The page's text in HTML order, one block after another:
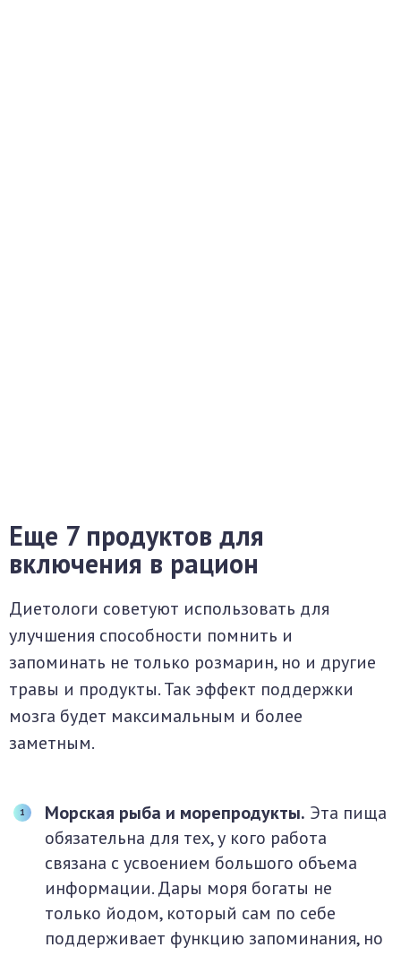
Еще 7 продуктов для
включения в рацион
Диетологи советуют использовать для
улучшения способности помнить и
запоминать не только розмарин, но и другие
травы и продукты. Так эффект поддержки
мозга будет максимальным и более
заметным.
Морская рыба и морепродукты. Эта пища
обязательна для тех, у кого работа
связана с усвоением большого объема
информации. Дары моря богаты не
только йодом, который сам по себе
поддерживает функцию запоминания, но